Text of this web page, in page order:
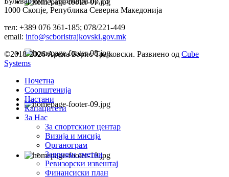
1000 Скопје, Република Северна Македонија
тел: +389 076 361-185; 078/221-449
email: info@scboristrajkovski.gov.mk
©2018-2026 Арена Борис Трајковски. Развиено од Cube
Systems
Почетна
Соопштенија
Настани
Капацитети
За Нас
За спортскиот центар
Визија и мисија
Органограм
Завршни сметки
Ревизорски извештај
Финансиски план